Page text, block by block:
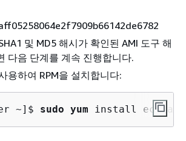
및 MD5 해시가 확인된 AMI 도구 해
다음 단계를 계속 진행합니다.
용하여 RPM을 설치합니다:
~]$ sudo yum install ec2-